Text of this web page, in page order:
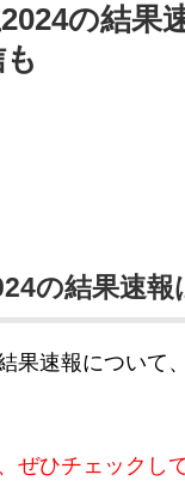
の結果
の結果速報
果速報について
ぜひチェックし